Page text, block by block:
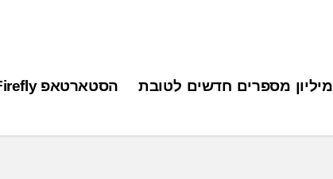
משרד התקשורת: 100 מיליון מספרים חדשים לטובת